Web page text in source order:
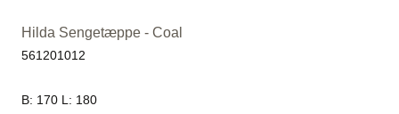
Hilda Sengetæppe - Coal
561201012
B: 170 L: 180